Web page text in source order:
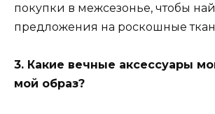
покупки в межсезонье, чтобы
предложения на роскошные
3. Какие вечные аксессуары
мой образ?